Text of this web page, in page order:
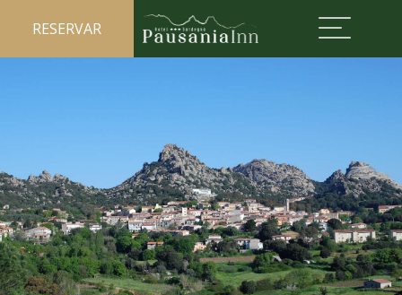
RESERVAR